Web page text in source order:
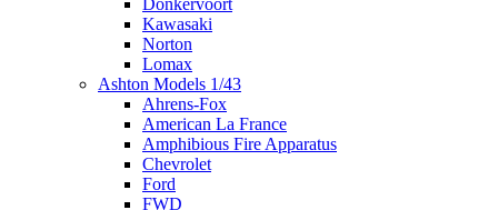
Donkervoort
Kawasaki
Norton
Lomax
Ashton Models 1/43
Ahrens-Fox
American La France
Amphibious Fire Apparatus
Chevrolet
Ford
FWD